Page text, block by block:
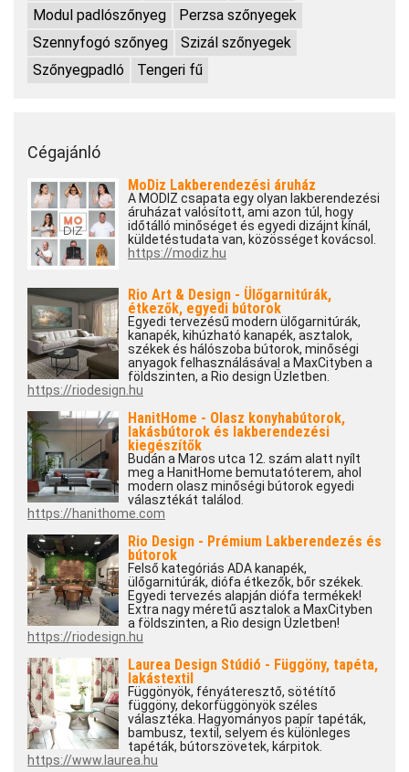
Modul padlószőnyeg
Perzsa szőnyegek
Szennyfogó szőnyeg
Szizál szőnyegek
Szőnyegpadló
Tengeri fű
Cégajánló
MoDiz Lakberendezési áruház
A MODIZ csapata egy olyan lakberendezési
áruházat valósított, ami azon túl, hogy
időtálló minőséget és egyedi dizájnt kínál,
küldetéstudata van, közösséget kovácsol.
https://modiz.hu
Rio Art & Design - Ülőgarnitúrák,
étkezők, egyedi bútorok
Egyedi tervezésű modern ülőgarnitúrák,
kanapék, kihúzható kanapék, asztalok,
székek és hálószoba bútorok, minőségi
anyagok felhasználásával a MaxCityben a
földszinten, a Rio design Üzletben.
https://riodesign.hu
HanitHome - Olasz konyhabútorok,
lakásbútorok és lakberendezési
kiegészítők
Budán a Maros utca 12. szám alatt nyílt
meg a HanitHome bemutatóterem, ahol
modern olasz minőségi bútorok egyedi
választékát találod.
https://hanithome.com
Rio Design - Prémium Lakberendezés és
bútorok
Felső kategóriás ADA kanapék,
ülőgarnitúrák, diófa étkezők, bőr székek.
Egyedi tervezés alapján diófa termékek!
Extra nagy méretű asztalok a MaxCityben
a földszinten, a Rio design Üzletben!
https://riodesign.hu
Laurea Design Stúdió - Függöny, tapéta,
lakástextil
Függönyök, fényáteresztő, sötétítő
függöny, dekorfüggönyök széles
választéka. Hagyományos papír tapéták,
bambusz, textil, selyem és különleges
tapéták, bútorszövetek, kárpitok.
https://www.laurea.hu